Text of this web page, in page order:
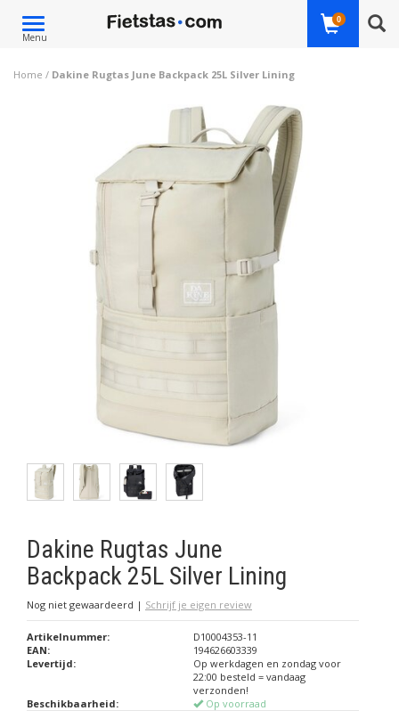
Toggle
navigation
Menu
0
Home / Dakine Rugtas June Backpack 25L Silver Lining
Dakine Rugtas June
Backpack 25L Silver Lining
Nog niet gewaardeerd | Schrijf je eigen review
Artikelnummer:
D10004353-11
EAN:
194626603339
Levertijd:
Op werkdagen en zondag voor
22:00 besteld = vandaag
verzonden!
Beschikbaarheid:
Op voorraad